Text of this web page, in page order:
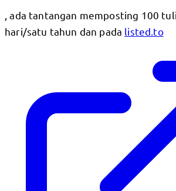
, ada tantangan memposting 100
hari/satu tahun dan pada listed.to